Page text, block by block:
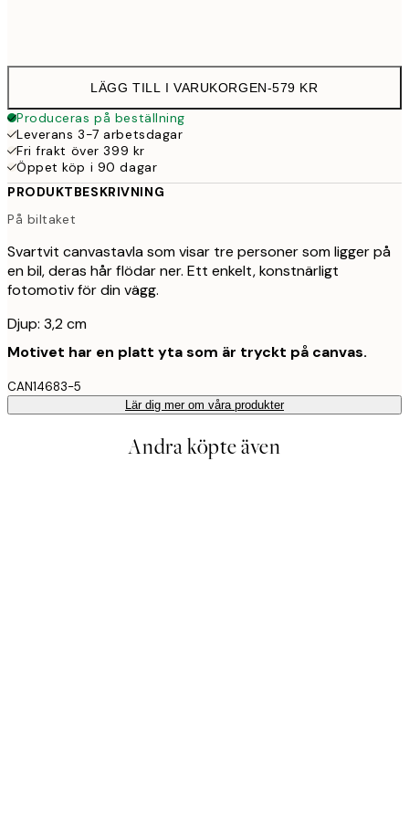
LÄGG TILL I VARUKORGEN-579 KR
Produceras på beställning
Leverans 3-7 arbetsdagar
Fri frakt över 399 kr
Öppet köp i 90 dagar
PRODUKTBESKRIVNING
På biltaket
Svartvit canvastavla som visar tre personer som ligger på
en bil, deras hår flödar ner. Ett enkelt, konstnärligt
fotomotiv för din vägg.
Djup: 3,2 cm
Motivet har en platt yta som är tryckt på canvas.
CAN14683-5
Lär dig mer om våra produkter
Andra köpte även